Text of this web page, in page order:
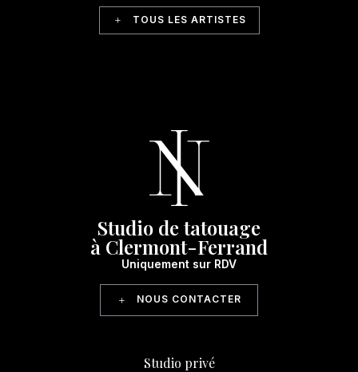
TOUS LES ARTISTES
Studio de tatouage
à Clermont-Ferrand
Uniquement sur RDV
NOUS CONTACTER
Studio privé